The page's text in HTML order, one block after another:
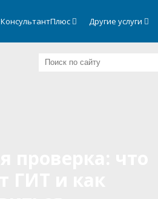
КонсультантПлюс Другие услуги